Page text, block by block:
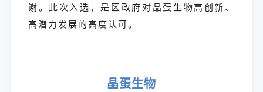
谢。此次入选，是区政府对晶蛋生物高创新、
高潜力发展的高度认可。
晶蛋生物